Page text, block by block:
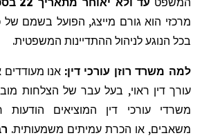
מרכזי הוא גורם מייצג, הפועל בשמם
בכל הנוגע לניהול ההתדיינות המשפטית.
למה משרד רוזן עורכי דין: אנו
עורך דין ראוי, בעל עבר של הצלחות
משרדי עורכי דין המוציאים הודעות
משאבים, או הכרת עמיתים משמעותית.